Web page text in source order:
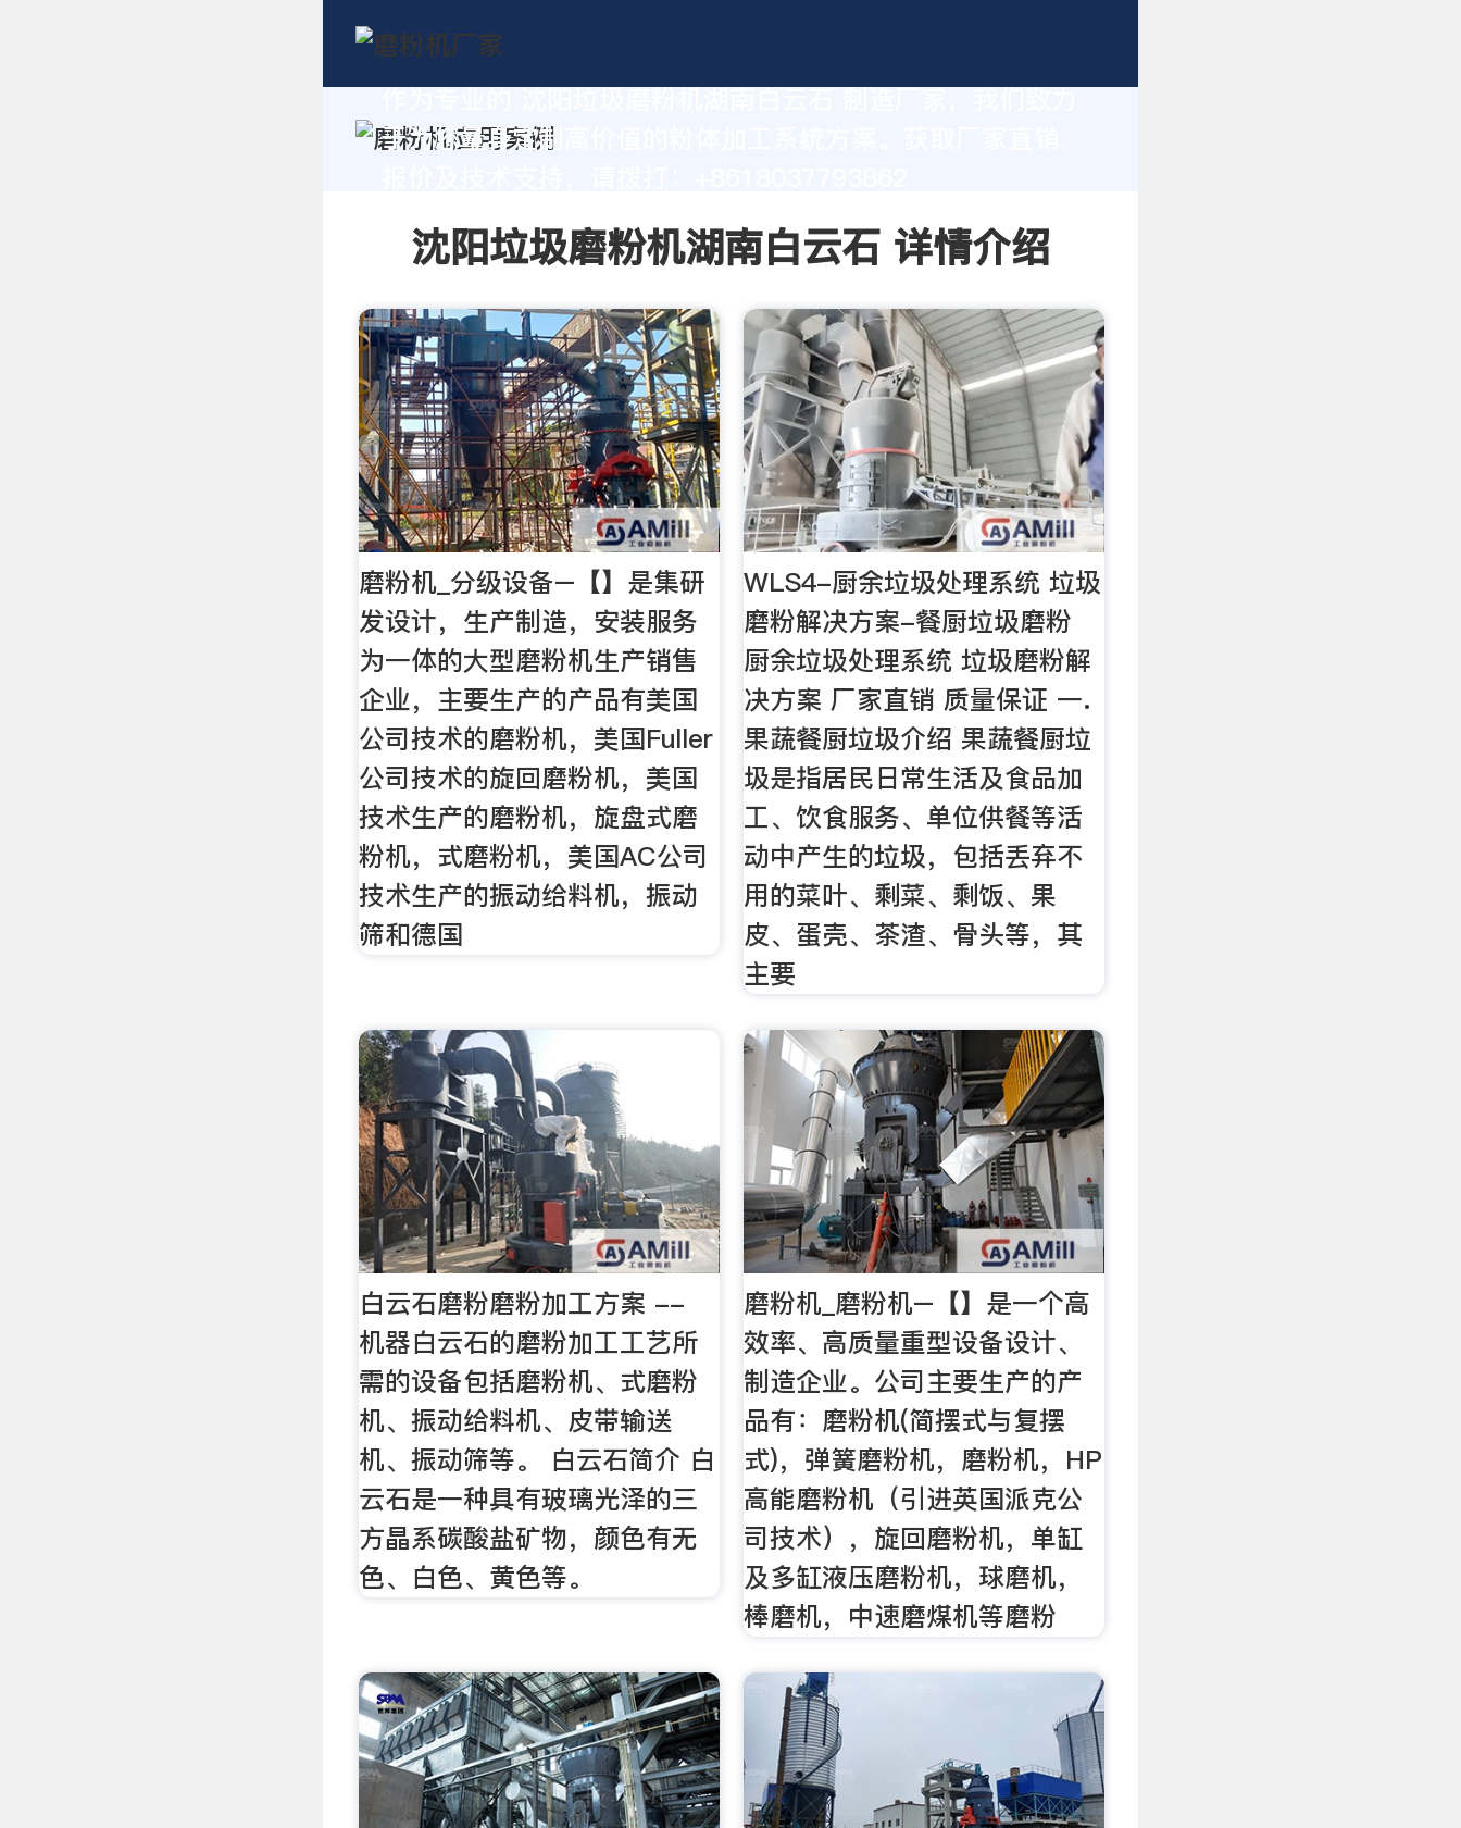
于为您量身定制高价值的粉体加工系统方案。获取厂家直销
沈阳垃圾磨粉机湖南白云石 详情介绍
磨粉机_分级设备–【】是集研
发设计，生产制造，安装服务
为一体的大型磨粉机生产销售
企业，主要生产的产品有美国
公司技术的磨粉机，美国Fuller
公司技术的旋回磨粉机，美国
技术生产的磨粉机，旋盘式磨
粉机，式磨粉机，美国AC公司
技术生产的振动给料机，振动
筛和德国
WLS4-厨余垃圾处理系统 垃圾
磨粉解决方案-餐厨垃圾磨粉
厨余垃圾处理系统 垃圾磨粉解
决方案 厂家直销 质量保证 一.
果蔬餐厨垃圾介绍 果蔬餐厨垃
圾是指居民日常生活及食品加
工、饮食服务、单位供餐等活
动中产生的垃圾，包括丢弃不
用的菜叶、剩菜、剩饭、果
皮、蛋壳、茶渣、骨头等，其
主要
白云石磨粉磨粉加工方案 --
机器白云石的磨粉加工工艺所
需的设备包括磨粉机、式磨粉
机、振动给料机、皮带输送
机、振动筛等。 白云石简介 白
云石是一种具有玻璃光泽的三
方晶系碳酸盐矿物，颜色有无
色、白色、黄色等。
磨粉机_磨粉机–【】是一个高
效率、高质量重型设备设计、
制造企业。公司主要生产的产
品有：磨粉机(简摆式与复摆
式)，弹簧磨粉机，磨粉机，HP
高能磨粉机（引进英国派克公
司技术），旋回磨粉机，单缸
及多缸液压磨粉机，球磨机，
棒磨机，中速磨煤机等磨粉